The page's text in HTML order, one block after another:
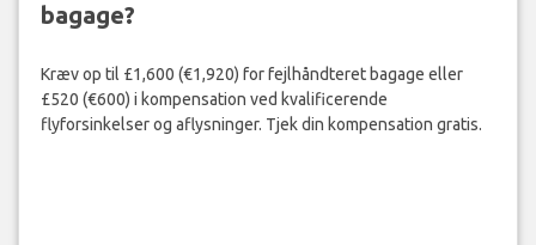
bagage?
Kræv op til £1,600 (€1,920) for fejlhåndteret bagage eller
£520 (€600) i kompensation ved kvalificerende
flyforsinkelser og aflysninger. Tjek din kompensation gratis.